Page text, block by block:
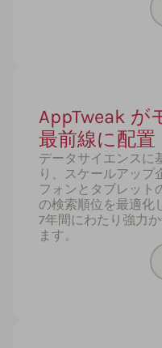
AppTweak が
最前線に配置
データサイエンスに
り、スケールアップ
フォンとタブレット
の検索順位を最適化
7年間にわたり強力
ます。